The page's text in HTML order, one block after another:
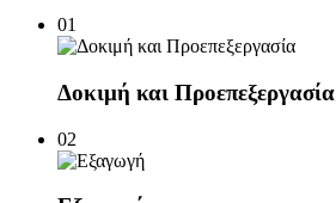
01
Δοκιμή και Προεπεξεργασία
02